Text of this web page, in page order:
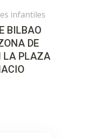
infantiles
BILBAO
DE
LA PLAZA